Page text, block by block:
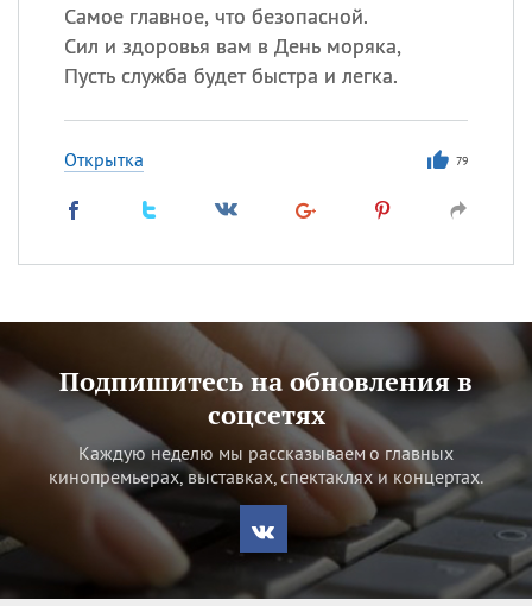
Самое главное, что безопасной.
Сил и здоровья вам в День моряка,
Пусть служба будет быстра и легка.
Открытка 79
Подпишитесь на обновления в
соцсетях
Каждую неделю мы рассказываем о главных
кинопремьерах, выставках, спектаклях и концертах.